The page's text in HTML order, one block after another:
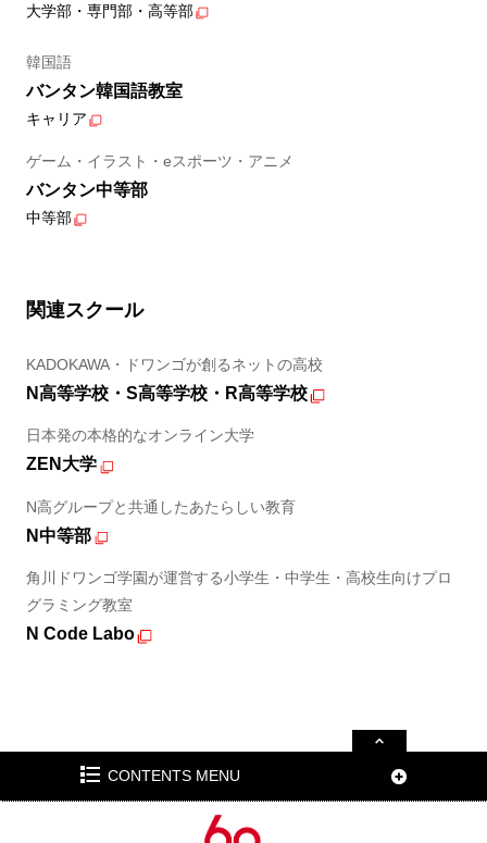
大学部・専門部・高等部
韓国語
バンタン韓国語教室
キャリア
ゲーム・イラスト・eスポーツ・アニメ
バンタン中等部
中等部
関連スクール
KADOKAWA・ドワンゴが創るネットの高校
N高等学校・S高等学校・R高等学校
日本発の本格的なオンライン大学
ZEN大学
N高グループと共通したあたらしい教育
N中等部
角川ドワンゴ学園が運営する小学生・中学生・高校生向けプロ
グラミング教室
N Code Labo
CONTENTS MENU